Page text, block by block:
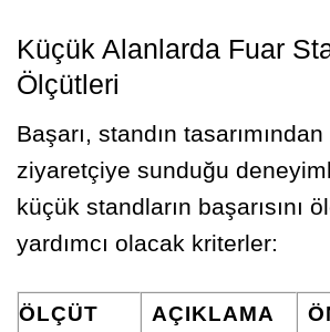
Küçük Alanlarda Fuar
Ölçütleri
Başarı, standın
ziyaretçiye sunduğu
küçük standların başarısını
yardımcı olacak kriterler:
ÖLÇÜT AÇIKLAMA